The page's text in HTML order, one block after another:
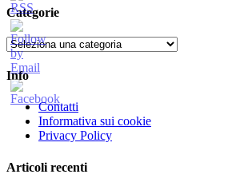
Categorie
Categorie
Info
Contatti
Informativa sui cookie
Privacy Policy
Articoli recenti